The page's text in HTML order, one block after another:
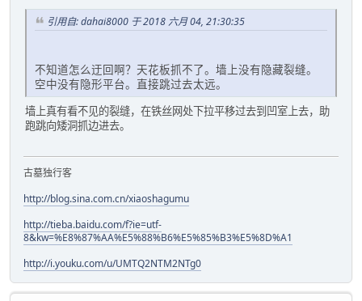
引用自: dahai8000 于 2018 六月 04, 21:30:35
不知道怎么迂回啊？天花板抓不了。墙上没有隐藏裂缝。
空中没有隐形平台。直接跳过去太远。
墙上真有看不见的裂缝，在铁丝网处下拉平移过去到凹室上去，助
跑跳向矮洞抓边进去。
古墓独行客
http://blog.sina.com.cn/xiaoshagumu
http://tieba.baidu.com/f?ie=utf-
8&kw=%E8%87%AA%E5%88%B6%E5%85%B3%E5%8D%A1
http://i.youku.com/u/UMTQ2NTM2NTg0